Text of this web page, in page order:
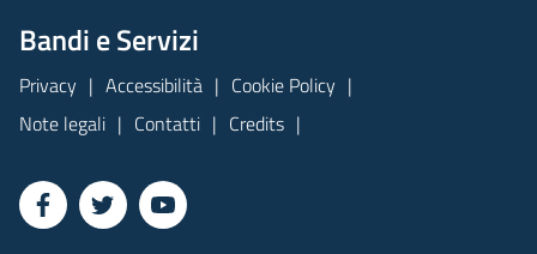
Bandi e Servizi
Privacy Accessibilità
Cookie Policy
Note legali
Contatti Credits